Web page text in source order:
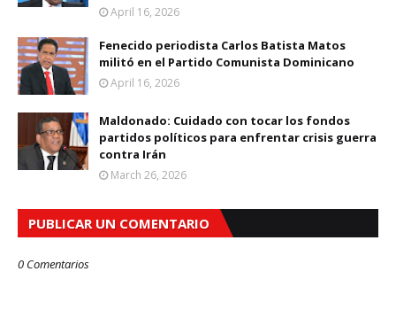
April 16, 2026
Fenecido periodista Carlos Batista Matos
militó en el Partido Comunista Dominicano
April 16, 2026
Maldonado: Cuidado con tocar los fondos
partidos políticos para enfrentar crisis guerra
contra Irán
March 26, 2026
PUBLICAR UN COMENTARIO
0 Comentarios